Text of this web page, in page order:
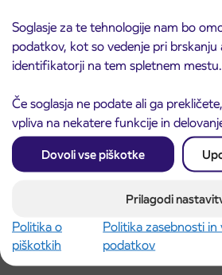
Soglasje za te tehnologije nam bo
podatkov, kot so vedenje pri brskanju
identifikatorji na tem spletnem mestu.
Če soglasja ne podate ali ga
vpliva na nekatere funkcije in
Dovoli vse piškotke
Prilagodi
Politika o
piškotkih
Politika zasebnosti
podatkov
31. 7. 2026
Obvestilo o popolni zapori
ceste v Stražišču pri Kranju
Preberite objavo